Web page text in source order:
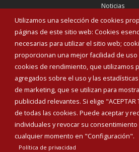
Utilizamos una selección de cookies
páginas de este sitio web: Cookies
necesarias para utilizar el sitio web;
proporcionan una mejor facilidad de
cookies de rendimiento, que utilizamos
agregados sobre el uso y las
de marketing, que se utilizan para
publicidad relevantes. Si elige "ACEPTAR
de todas las cookies. Puede aceptar y
individuales y revocar su
cualquier momento en "Configuración".
Política de privacidad
Noticias
Eventos
Corporación
Teléfonos de
INICIAR SESIÓN
MAPA WEB